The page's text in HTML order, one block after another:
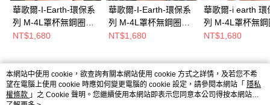
華歌爾-I-Earth-環保系
列 M-4L罩杯無鋼圈內
衣(沈靜灰) NBB245FS
NT$1,680
華歌爾-I-Earth-環保系
列 M-4L罩杯無鋼圈內
衣(欣然灰) NBB245FP
NT$1,680
華歌爾-i earth 環
列 M-4L罩杯無鋼
衣(霧灰綠)
NT$1,680
熱門標籤
本網站中使用 cookie，欲查詢有關本網站使用 cookie 方式之詳情，及若您不希
望在電腦上使用 cookie 時應如何變更電腦的 cookie 設定，請參閱本網站「 隱私
權條款 」之 Cookie 聲明。您繼續使用本網站即表示您同意本公司得按本網站使